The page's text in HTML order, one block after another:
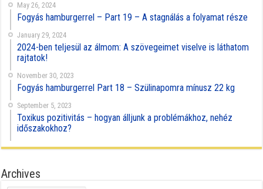
May 26, 2024
Fogyás hamburgerrel – Part 19 – A stagnálás a folyamat része
January 29, 2024
2024-ben teljesül az álmom: A szövegeimet viselve is láthatom
rajtatok!
November 30, 2023
Fogyás hamburgerrel Part 18 – Szülinapomra mínusz 22 kg
September 5, 2023
Toxikus pozitivitás – hogyan álljunk a problémákhoz, nehéz
időszakokhoz?
Archives